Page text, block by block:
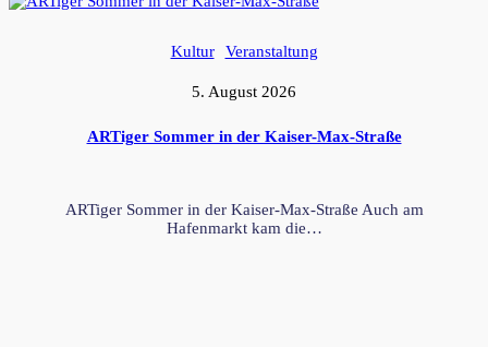
Kultur Veranstaltung
5. August 2026
ARTiger Sommer in der Kaiser-Max-Straße
ARTiger Sommer in der Kaiser-Max-Straße Auch am
Hafenmarkt kam die…